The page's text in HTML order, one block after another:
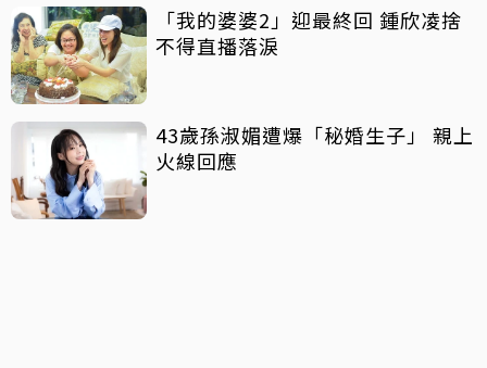
「我的婆婆2」迎最終回 鍾欣凌捨
不得直播落淚
43歲孫淑媚遭爆「秘婚生子」 親上
火線回應